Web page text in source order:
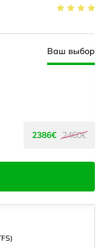
Ваш выбор
2386€ 2460€